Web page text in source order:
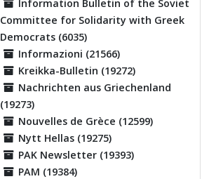
Information Bulletin of the Soviet
Committee for Solidarity with Greek
Democrats (6035)
Informazioni (21566)
Kreikka-Bulletin (19272)
Nachrichten aus Griechenland
(19273)
Nouvelles de Grèce (12599)
Nytt Hellas (19275)
PAK Newsletter (19393)
PAM (19384)